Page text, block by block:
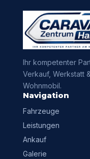
Ihr kompetenter
Verkauf, Werkstatt
Wohnmobil.
Navigation
Fahrzeuge
Leistungen
Ankauf
Galerie